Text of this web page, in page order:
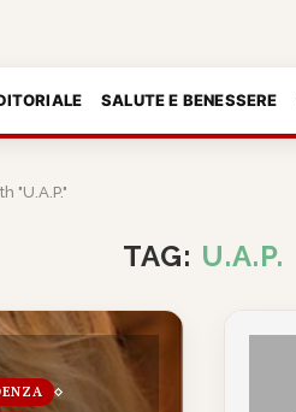
SALUTE E BENESSERE
"U.A.P."
TAG: U.A.P.